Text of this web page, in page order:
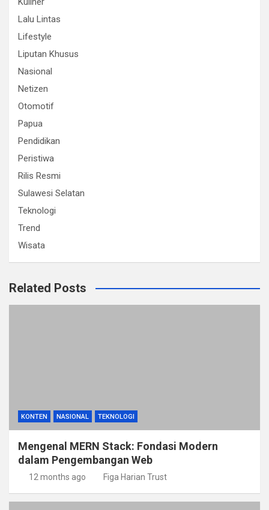
Lalu Lintas
Lifestyle
Liputan Khusus
Nasional
Netizen
Otomotif
Papua
Pendidikan
Peristiwa
Rilis Resmi
Sulawesi Selatan
Teknologi
Trend
Wisata
Related Posts
KONTEN NASIONAL TEKNOLOGI
Mengenal MERN Stack: Fondasi Modern
dalam Pengembangan Web
12 months ago Figa Harian Trust